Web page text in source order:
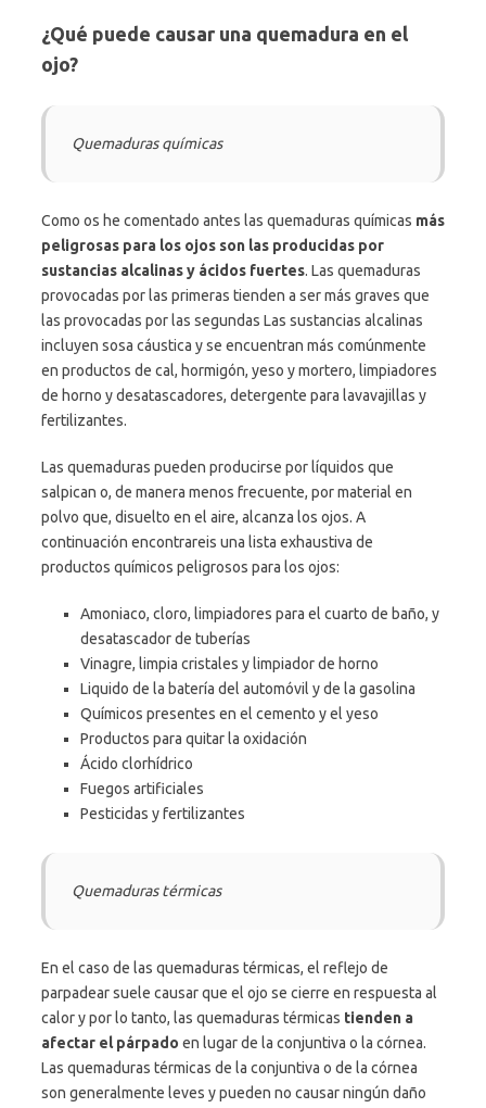
¿Qué puede causar una quemadura en el
ojo?
Quemaduras químicas
Como os he comentado antes las quemaduras químicas más
peligrosas para los ojos son las producidas por
sustancias alcalinas y ácidos fuertes. Las quemaduras
provocadas por las primeras tienden a ser más graves que
las provocadas por las segundas Las sustancias alcalinas
incluyen sosa cáustica y se encuentran más comúnmente
en productos de cal, hormigón, yeso y mortero, limpiadores
de horno y desatascadores, detergente para lavavajillas y
fertilizantes.
Las quemaduras pueden producirse por líquidos que
salpican o, de manera menos frecuente, por material en
polvo que, disuelto en el aire, alcanza los ojos. A
continuación encontrareis una lista exhaustiva de
productos químicos peligrosos para los ojos:
Amoniaco, cloro, limpiadores para el cuarto de baño, y
desatascador de tuberías
Vinagre, limpia cristales y limpiador de horno
Liquido de la batería del automóvil y de la gasolina
Químicos presentes en el cemento y el yeso
Productos para quitar la oxidación
Ácido clorhídrico
Fuegos artificiales
Pesticidas y fertilizantes
Quemaduras térmicas
En el caso de las quemaduras térmicas, el reflejo de
parpadear suele causar que el ojo se cierre en respuesta al
calor y por lo tanto, las quemaduras térmicas tienden a
afectar el párpado en lugar de la conjuntiva o la córnea.
Las quemaduras térmicas de la conjuntiva o de la córnea
son generalmente leves y pueden no causar ningún daño